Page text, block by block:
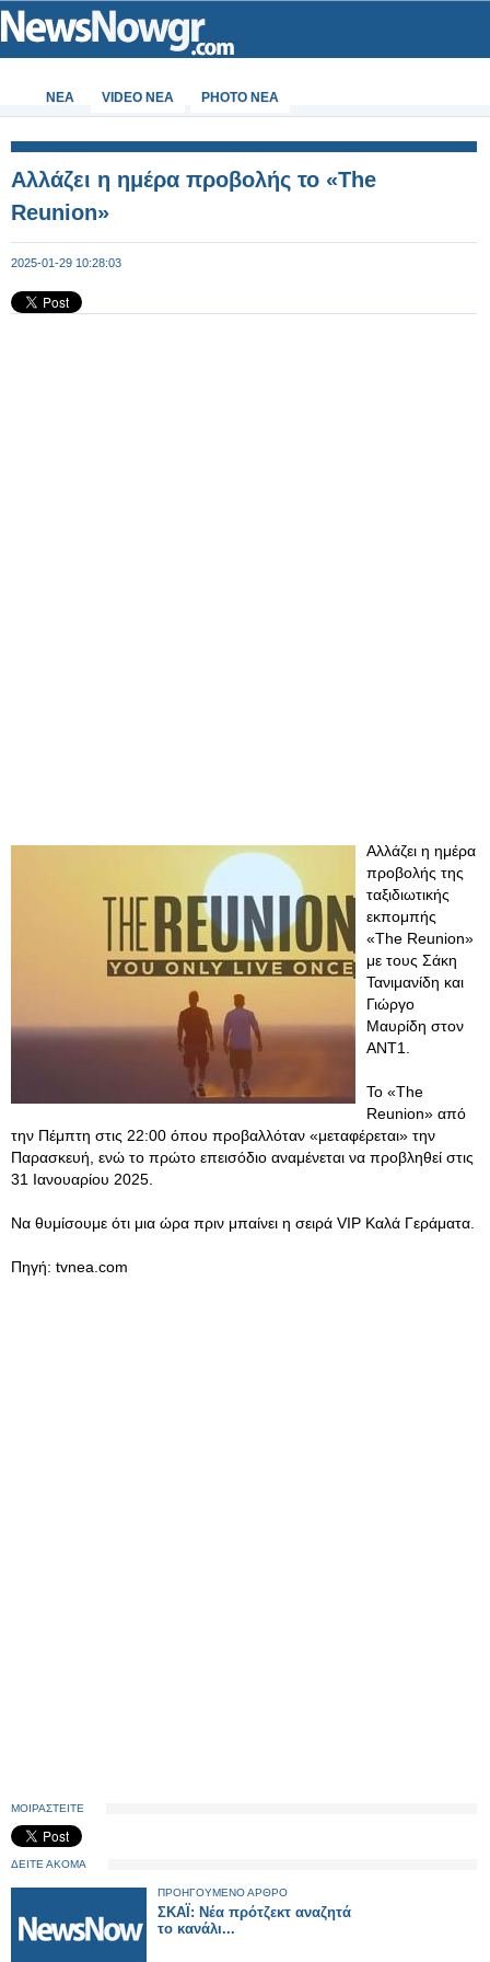
ΝΕΑ VIDEO NEA PHOTO NEA
Αλλάζει η ημέρα προβολής το «The
Reunion»
2025-01-29 10:28:03
Αλλάζει η ημέρα
προβολής της
ταξιδιωτικής
εκπομπής
«The Reunion»
με τους Σάκη
Τανιμανίδη και
Γιώργο
Μαυρίδη στον
ΑΝΤ1.
Το «The
Reunion» από
την Πέμπτη στις 22:00 όπου προβαλλόταν «μεταφέρεται» την
Παρασκευή, ενώ το πρώτο επεισόδιο αναμένεται να προβληθεί στις
31 Ιανουαρίου 2025.
Να θυμίσουμε ότι μια ώρα πριν μπαίνει η σειρά VIP Καλά Γεράματα.
Πηγή: tvnea.com
ΜΟΙΡΑΣΤΕΙΤΕ
ΔΕΙΤΕ ΑΚΟΜΑ
ΠΡΟΗΓΟΥΜΕΝΟ ΑΡΘΡΟ
ΣΚΑΪ: Νέα πρότζεκτ αναζητά
το κανάλι...